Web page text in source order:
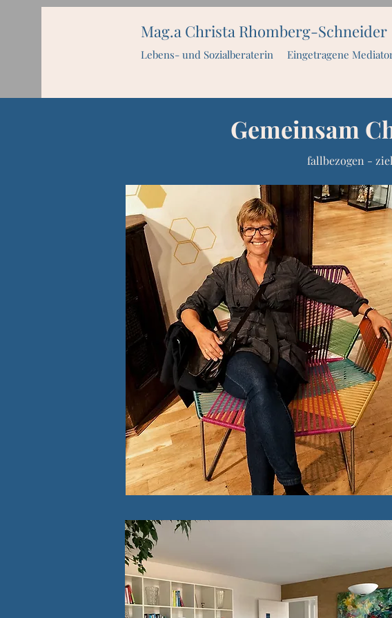
Mag.a Christa Rhomberg-Schneider
Lebens- und Sozialberaterin Eingetragene
Gemeinsam
fallbezogen -